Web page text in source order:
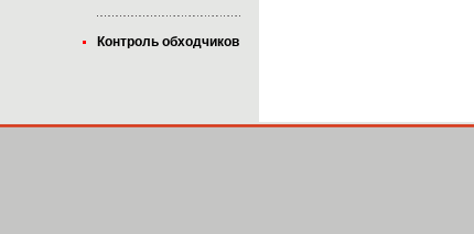
Контроль обходчиков